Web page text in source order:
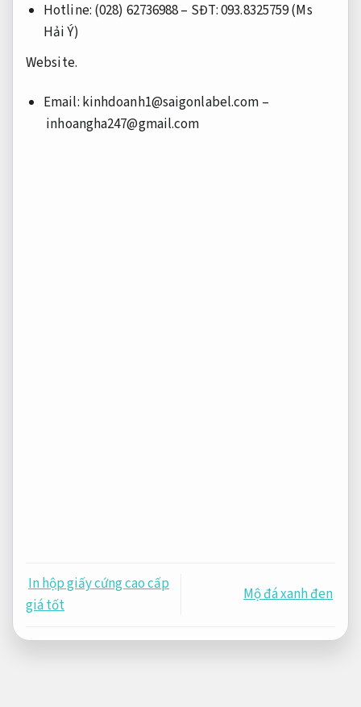
Hotline: (028) 62736988 – SĐT: 093.8325759 (Ms
Hải Ý)
Website.
Email: kinhdoanh1@saigonlabel.com –
inhoangha247@gmail.com
In hộp giấy cứng cao cấp
giá tốt
Mộ đá xanh đen